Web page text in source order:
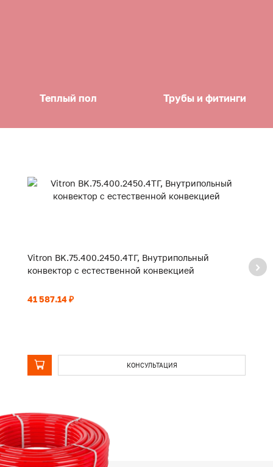
Теплый пол Трубы и фитинги
Vitron BK.75.400.2450.4ТГ, Внутрипольный
конвектор с естественной конвекцией
41 587.14 ₽
КОНСУЛЬТАЦИЯ